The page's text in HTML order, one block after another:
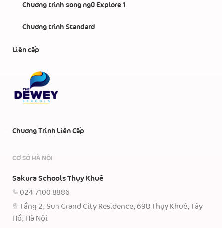
Chương trình song ngữ Explore 1
Chương trình Standard
Liên cấp
Chương Trình Liên Cấp
CƠ SỞ HÀ NỘI
Sakura Schools Thụy Khuê
024 7100 8886
Tầng 2, Sun Grand City Residence, 69B Thụy Khuê, Tây
Hồ, Hà Nội